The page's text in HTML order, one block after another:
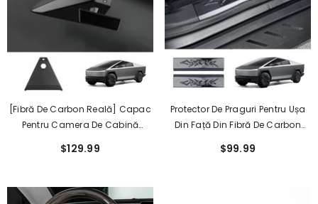
[Fibră De Carbon Reală] Capac
Pentru Camera De Cabină
$129.99
Protector De Praguri Pentru Ușa
Din Față Din Fibră De Carbon
Buc)
$99.99